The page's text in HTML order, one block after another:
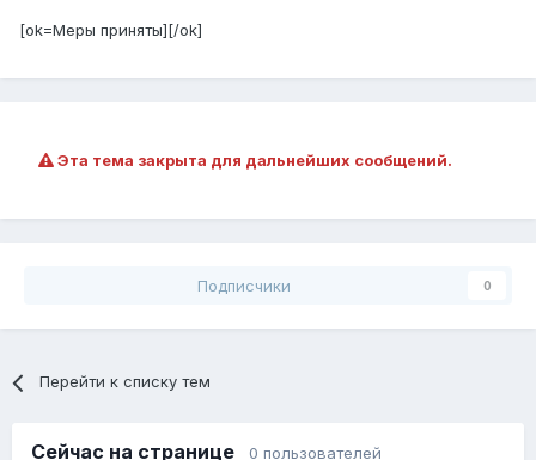
[ok=Меры приняты][/ok]
Эта тема закрыта для дальнейших сообщений.
Подписчики 0
Перейти к списку тем
Сейчас на странице 0 пользователей